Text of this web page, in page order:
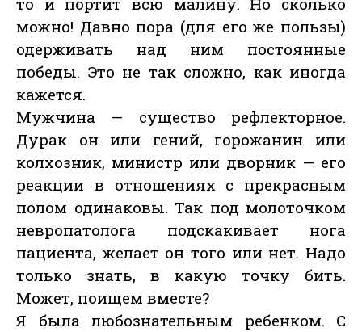
можно! Давно пора (для его же пользы)
одерживать над ним постоянные
победы. Это не так сложно, как иногда
кажется.
Мужчина — существо рефлекторное.
Дурак он или гений, горожанин или
колхозник, министр или дворник — его
реакции в отношениях с прекрасным
полом одинаковы. Так под молоточком
невропатолога подскакивает нога
пациента, желает он того или нет. Надо
только знать, в какую точку бить.
Может, поищем вместе?
Я была любознательным ребенком. С